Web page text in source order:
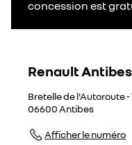
concession est
Renault Antibes
Bretelle de l'Autoroute -
06600 Antibes
Afficher le numéro